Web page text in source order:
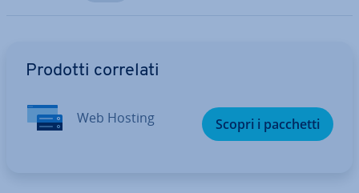
Prodotti correlati
Web Hosting Scopri i pacchetti